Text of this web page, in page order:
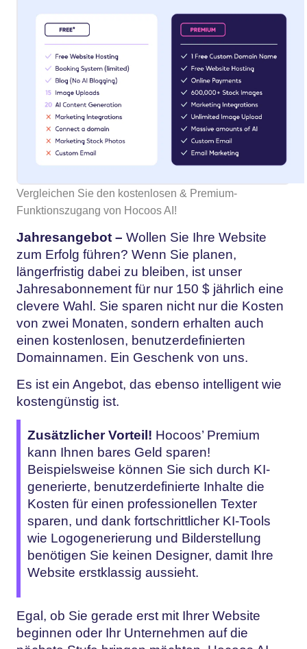
Vergleichen Sie den kostenlosen & Premium-
Funktionszugang von Hocoos AI!
Jahresangebot – Wollen Sie Ihre Website
zum Erfolg führen? Wenn Sie planen,
längerfristig dabei zu bleiben, ist unser
Jahresabonnement für nur 150 $ jährlich eine
clevere Wahl. Sie sparen nicht nur die Kosten
von zwei Monaten, sondern erhalten auch
einen kostenlosen, benutzerdefinierten
Domainnamen. Ein Geschenk von uns.
Es ist ein Angebot, das ebenso intelligent wie
kostengünstig ist.
Zusätzlicher Vorteil! Hocoos’ Premium
kann Ihnen bares Geld sparen!
Beispielsweise können Sie sich durch KI-
generierte, benutzerdefinierte Inhalte die
Kosten für einen professionellen Texter
sparen, und dank fortschrittlicher KI-Tools
wie Logogenerierung und Bilderstellung
benötigen Sie keinen Designer, damit Ihre
Website erstklassig aussieht.
Egal, ob Sie gerade erst mit Ihrer Website
beginnen oder Ihr Unternehmen auf die